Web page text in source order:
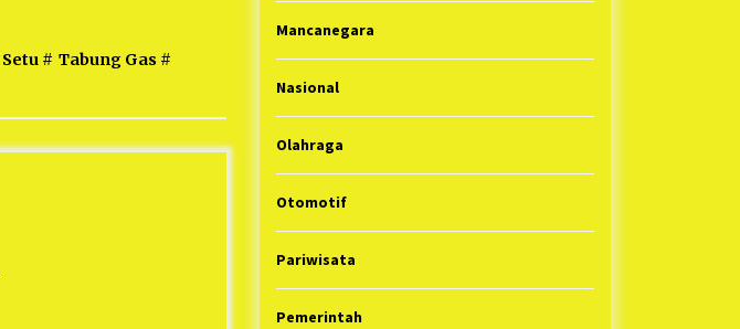
Setu # Tabung Gas #
Mancanegara
Nasional
Olahraga
Otomotif
Pariwisata
Pemerintah